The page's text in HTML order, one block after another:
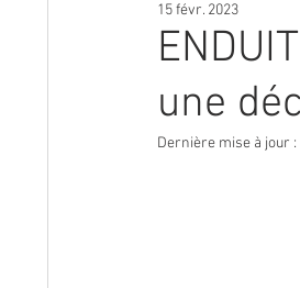
une
15 févr. 2023
Dernière mise à jour :